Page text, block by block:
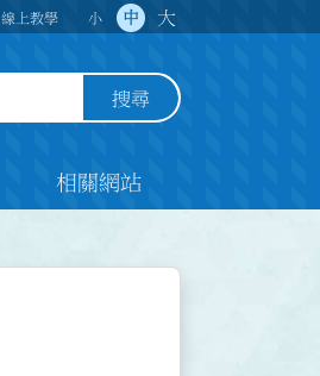
線上教學 小 中 大
搜尋
相關網站